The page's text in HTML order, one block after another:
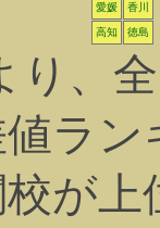
愛媛 香川
高知 徳島
、
ラ
校が